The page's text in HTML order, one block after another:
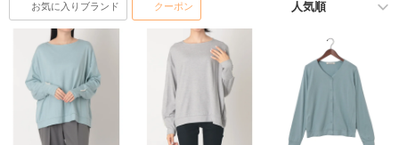
お気に入りブランド クーポン